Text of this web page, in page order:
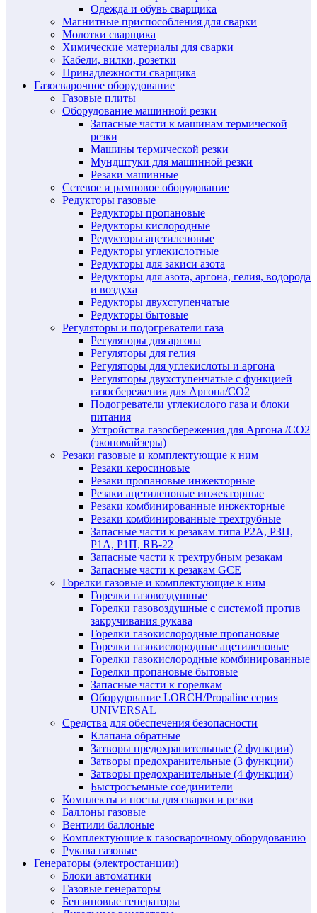
Одежда и обувь сварщика
Магнитные приспособления для сварки
Молотки сварщика
Химические материалы для сварки
Кабели, вилки, розетки
Принадлежности сварщика
Газосварочное оборудование
Газовые плиты
Оборудование машинной резки
Запасные части к машинам термической
резки
Машины термической резки
Мундштуки для машинной резки
Резаки машинные
Сетевое и рамповое оборудование
Редукторы газовые
Редукторы пропановые
Редукторы кислородные
Редукторы ацетиленовые
Редукторы углекислотные
Редукторы для закиси азота
Редукторы для азота, аргона, гелия, водорода
и воздуха
Редукторы двухступенчатые
Редукторы бытовые
Регуляторы и подогреватели газа
Регуляторы для аргона
Регуляторы для гелия
Регуляторы для углекислоты и аргона
Регуляторы двухступенчатые c функцией
газосбережения для Аргона/СО2
Подогреватели углекислого газа и блоки
питания
Устройства газосбережения для Аргона /СО2
(экономайзеры)
Резаки газовые и комплектующие к ним
Резаки керосиновые
Резаки пропановые инжекторные
Резаки ацетиленовые инжекторные
Резаки комбинированные инжекторные
Резаки комбинированные трехтрубные
Запасные части к резакам типа Р2А, Р3П,
Р1А, Р1П, RB-22
Запасные части к трехтрубным резакам
Запасные части к резакам GCE
Горелки газовые и комплектующие к ним
Горелки газовоздушные
Горелки газовоздушные с системой против
закручивания рукава
Горелки газокислородные пропановые
Горелки газокислородные ацетиленовые
Горелки газокислородные комбинированные
Горелки пропановые бытовые
Запасные части к горелкам
Оборудование LORCH/Propaline серия
UNIVERSAL
Средства для обеспечения безопасности
Клапана обратные
Затворы предохранительные (2 функции)
Затворы предохранительные (3 функции)
Затворы предохранительные (4 функции)
Быстросъемные соединители
Комплекты и посты для сварки и резки
Баллоны газовые
Вентили баллоные
Комплектующие к газосварочному оборудованию
Рукава газовые
Генераторы (электростанции)
Блоки автоматики
Газовые генераторы
Бензиновые генераторы